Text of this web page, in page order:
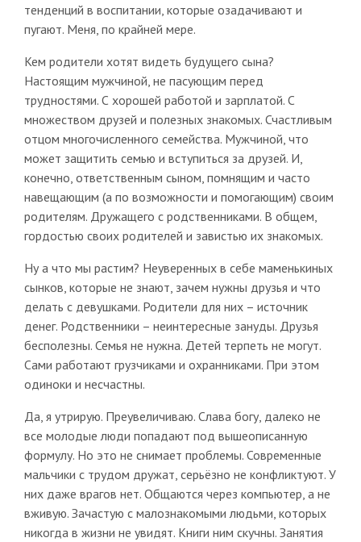
тенденций в воспитании, которые озадачивают и
пугают. Меня, по крайней мере.
Кем родители хотят видеть будущего сына?
Настоящим мужчиной, не пасующим перед
трудностями. С хорошей работой и зарплатой. С
множеством друзей и полезных знакомых. Счастливым
отцом многочисленного семейства. Мужчиной, что
может защитить семью и вступиться за друзей. И,
конечно, ответственным сыном, помнящим и часто
навещающим (а по возможности и помогающим) своим
родителям. Дружащего с родственниками. В общем,
гордостью своих родителей и завистью их знакомых.
Ну а что мы растим? Неуверенных в себе маменькиных
сынков, которые не знают, зачем нужны друзья и что
делать с девушками. Родители для них – источник
денег. Родственники – неинтересные зануды. Друзья
бесполезны. Семья не нужна. Детей терпеть не могут.
Сами работают грузчиками и охранниками. При этом
одиноки и несчастны.
Да, я утрирую. Преувеличиваю. Слава богу, далеко не
все молодые люди попадают под вышеописанную
формулу. Но это не снимает проблемы. Современные
мальчики с трудом дружат, серьёзно не конфликтуют. У
них даже врагов нет. Общаются через компьютер, а не
вживую. Зачастую с малознакомыми людьми, которых
никогда в жизни не увидят. Книги ним скучны. Занятия